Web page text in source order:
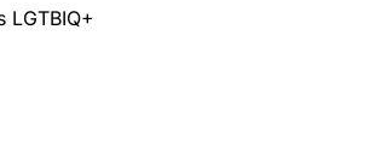
LGTBIQ+